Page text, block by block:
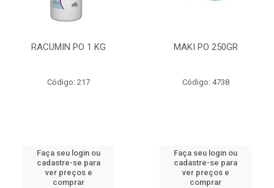
RACUMIN PO 1 KG
Código: 217
Faça seu login ou
cadastre-se para
ver preços e
comprar
MAKI PO 250GR
Código: 4738
Faça seu login ou
cadastre-se para
ver preços e
comprar